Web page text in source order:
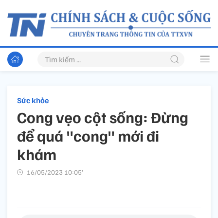
Sức khỏe
Cong vẹo cột sống: Đừng
để quá "cong" mới đi
khám
16/05/2023 10:05’